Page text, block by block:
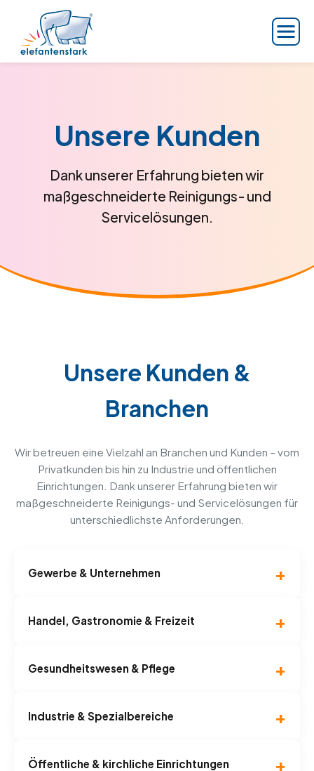
Unsere Kunden
Dank unserer Erfahrung bieten wir
maßgeschneiderte Reinigungs- und
Servicelösungen.
Unsere Kunden &
Branchen
Wir betreuen eine Vielzahl an Branchen und Kunden – vom
Privatkunden bis hin zu Industrie und öffentlichen
Einrichtungen. Dank unserer Erfahrung bieten wir
maßgeschneiderte Reinigungs- und Servicelösungen für
unterschiedlichste Anforderungen.
Gewerbe & Unternehmen
Handel, Gastronomie & Freizeit
Gesundheitswesen & Pflege
Industrie & Spezialbereiche
Öffentliche & kirchliche Einrichtungen